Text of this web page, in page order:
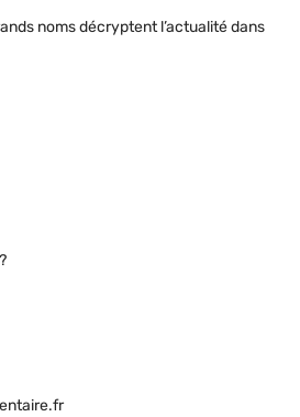
noms décryptent l’actualité dans
?